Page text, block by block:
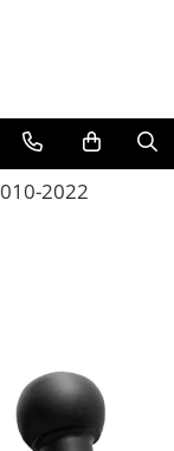
2022